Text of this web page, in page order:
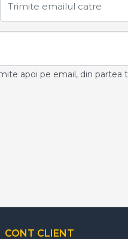
Trimite emailul catre
apoi pe email, din partea
CONT CLIENT